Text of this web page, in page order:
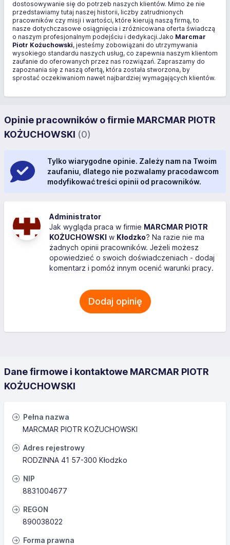
dostosowywanie się do potrzeb naszych klientów. Mimo że nie
przedstawiamy tutaj naszej historii, liczby zatrudnionych
pracowników czy misji i wartości, które kierują naszą firmą, to
nasze dotychczasowe osiągnięcia i zróżnicowana oferta świadczą
o naszym profesjonalnym podejściu i dedykacji.Jako Marcmar
Piotr Kożuchowski, jesteśmy zobowiązani do utrzymywania
wysokiego standardu naszych usług, co zapewnia naszym klientom
zaufanie do oferowanych przez nas rozwiązań. Zapraszamy do
zapoznania się z naszą ofertą, która została stworzona, by
sprostać oczekiwaniom nawet najbardziej wymagających klientów.
Opinie pracowników o firmie MARCMAR PIOTR
KOŻUCHOWSKI (0)
Tylko wiarygodne opinie. Zależy nam na Twoim
zaufaniu, dlatego nie pozwalamy pracodawcom
modyfikować treści opinii od pracowników.
Administrator
Jak wygląda praca w firmie MARCMAR PIOTR
KOŻUCHOWSKI w Kłodzko? Na razie nie ma
żadnych opinii pracowników. Jeżeli możesz
opowiedzieć o swoich doświadczeniach - dodaj
komentarz i pomóż innym ocenić warunki pracy.
Dodaj opinię
Dane firmowe i kontaktowe MARCMAR PIOTR
KOŻUCHOWSKI
Pełna nazwa
MARCMAR PIOTR KOŻUCHOWSKI
Adres rejestrowy
RODZINNA 41 57-300 Kłodzko
NIP
8831004677
REGON
890038022
Forma prawna